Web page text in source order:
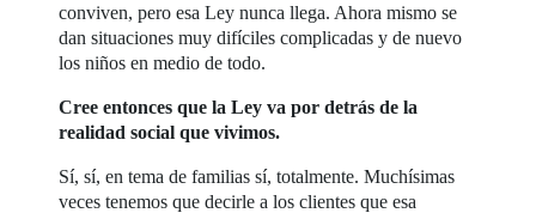
conviven, pero esa Ley nunca llega. Ahora mismo se
dan situaciones muy difíciles complicadas y de nuevo
los niños en medio de todo.
Cree entonces que la Ley va por detrás de la
realidad social que vivimos.
Sí, sí, en tema de familias sí, totalmente. Muchísimas
veces tenemos que decirle a los clientes que esa